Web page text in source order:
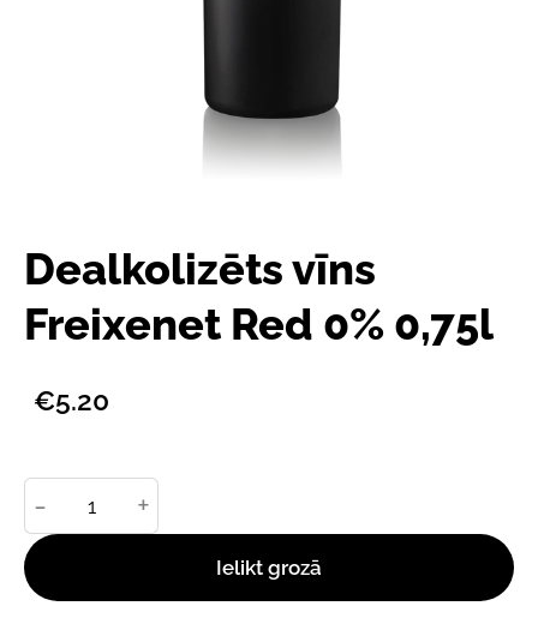
Dealkolizēts vīns
Freixenet Red 0% 0,75l
€5.20
- +
Ielikt grozā